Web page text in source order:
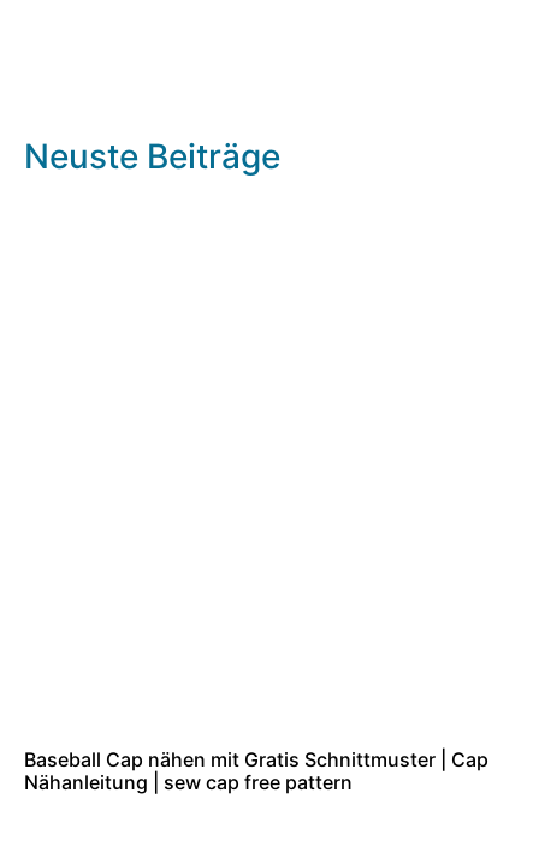
Neuste Beiträge
Baseball Cap nähen mit Gratis Schnittmuster | Cap
Nähanleitung | sew cap free pattern